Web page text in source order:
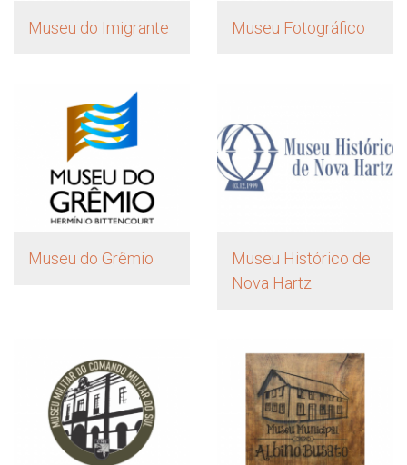
Museu do Imigrante Museu Fotográfico
Museu do Grêmio
Museu Histórico de
Nova Hartz